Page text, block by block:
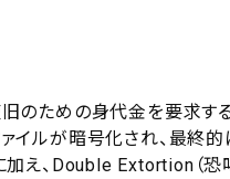
のための身代金を要求す
イルが暗号化され、最終
加え、Double Extortion（